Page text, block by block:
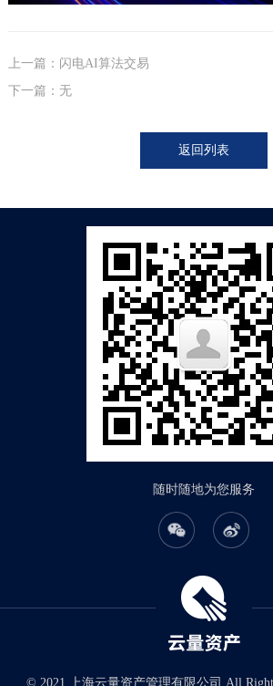
上一篇：闪电AI算法交易
下一篇：无
返回列表
随时随地为您服务
© 2021 上海云量资产管理有限公司 All Rights